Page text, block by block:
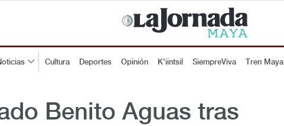
Cultura Deportes Opinión K'iintsil SiempreViva Tren Maya
Benito Aguas tras